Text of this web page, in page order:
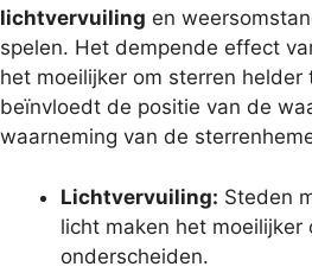
lichtvervuiling en
spelen. Het dempende effect
het moeilijker om sterren helder
beïnvloedt de positie van de
waarneming van de
Lichtvervuiling: Steden
licht maken het moeilijker
onderscheiden.